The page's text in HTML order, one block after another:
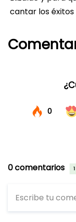
cantar los